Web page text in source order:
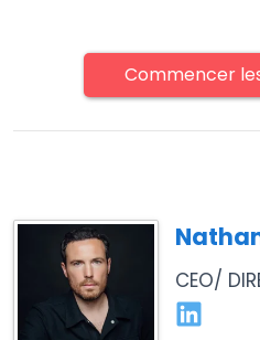
Commencer
CEO/